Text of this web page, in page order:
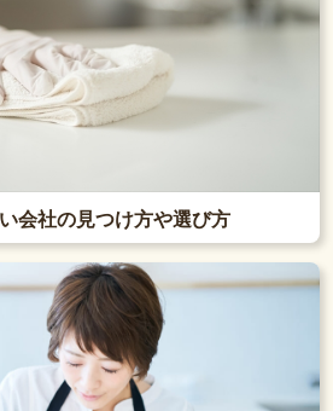
会社の見つけ方や選び方